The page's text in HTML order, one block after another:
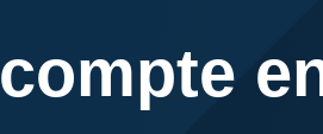
compte